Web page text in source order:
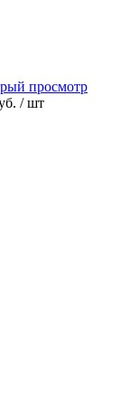
просмотр
/ шт